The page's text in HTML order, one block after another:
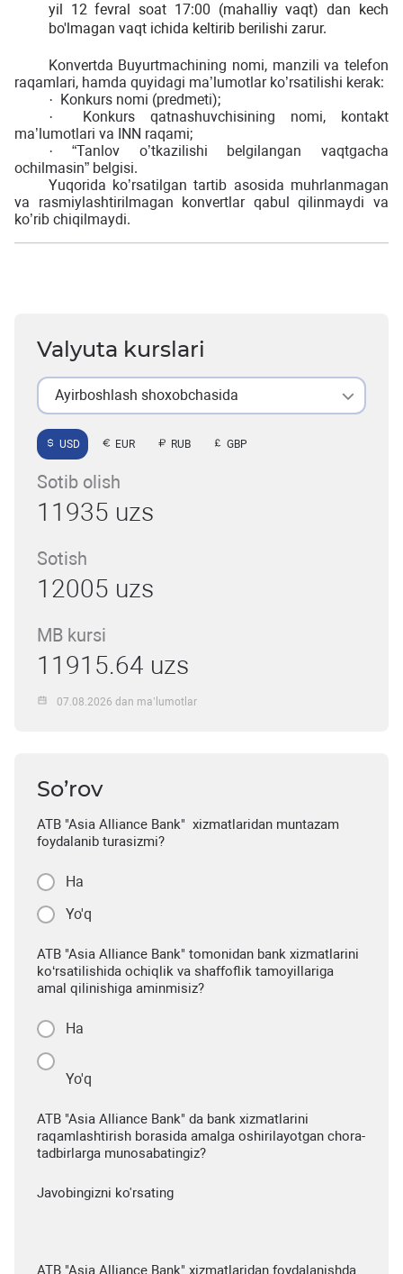
yil 12 fevral soat 17:00 (mahalliy vaqt) dan kech
bo'lmagan vaqt ichida keltirib berilishi zarur.
Konvertda Buyurtmachining nomi, manzili va telefon
raqamlari, hamda quyidagi ma’lumotlar ko’rsatilishi kerak:
· Konkurs nomi (predmeti);
·
Konkurs qatnashuvchisining nomi, kontakt
ma’lumotlari va INN raqami;
·
“Tanlov o’tkazilishi belgilangan vaqtgacha
ochilmasin” belgisi.
Yuqorida ko’rsatilgan tartib asosida muhrlanmagan
va rasmiylashtirilmagan konvertlar qabul qilinmaydi va
ko’rib chiqilmaydi.
Valyuta kurslari
Ayirboshlash shoxobchasida
USD EUR RUB GBP
Sotib olish
11935 uzs
Sotish
12005 uzs
MB kursi
11915.64 uzs
07.08.2026 dan ma’lumotlar
So’rov
ATB "Asia Alliance Bank" xizmatlaridan muntazam
foydalanib turasizmi?
Ha
Yo'q
ATB "Asia Alliance Bank" tomonidan bank xizmatlarini
ko‘rsatilishida ochiqlik va shaffoflik tamoyillariga
amal qilinishiga aminmisiz?
Ha
Yo'q
ATB "Asia Alliance Bank" da bank xizmatlarini
raqamlashtirish borasida amalga oshirilayotgan chora-
tadbirlarga munosabatingiz?
Javobingizni ko'rsating
ATB "Asia Alliance Bank" xizmatlaridan foydalanishda